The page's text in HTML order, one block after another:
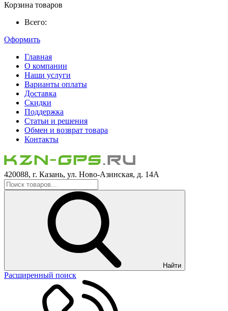
Корзина товаров
Всего:
Оформить
Главная
О компании
Наши услуги
Варианты оплаты
Доставка
Скидки
Поддержка
Статьи и решения
Обмен и возврат товара
Контакты
420088, г. Казань, ул. Ново-Азинская, д. 14А
Найти
Расширенный поиск